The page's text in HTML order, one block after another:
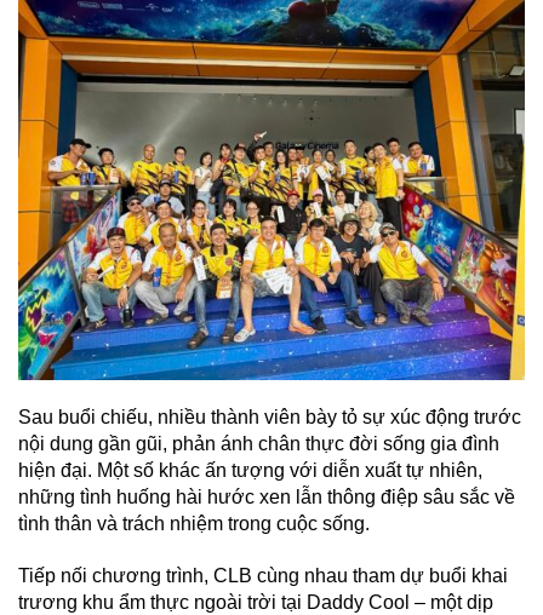
Sau buổi chiếu, nhiều thành viên bày tỏ sự xúc động trước
nội dung gần gũi, phản ánh chân thực đời sống gia đình
hiện đại. Một số khác ấn tượng với diễn xuất tự nhiên,
những tình huống hài hước xen lẫn thông điệp sâu sắc về
tình thân và trách nhiệm trong cuộc sống.
Tiếp nối chương trình, CLB cùng nhau tham dự buổi khai
trương khu ẩm thực ngoài trời tại Daddy Cool – một dịp